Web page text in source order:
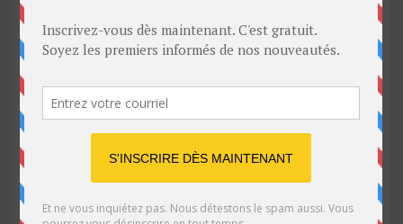
livre comment recuperer son ex